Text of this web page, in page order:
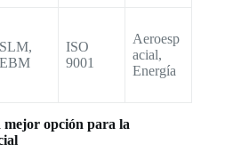
SLM,
EBM
ISO
9001
Aeroesp
acial,
Energía
mejor opción para la